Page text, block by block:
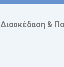
Διασκέδαση &